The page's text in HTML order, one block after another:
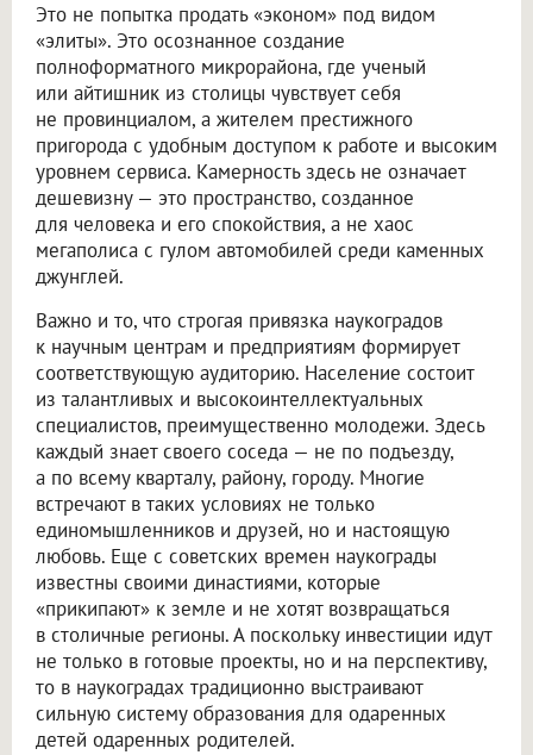
Это не попытка продать «эконом» под видом
«элиты». Это осознанное создание
полноформатного микрорайона, где ученый
или айтишник из столицы чувствует себя
не провинциалом, а жителем престижного
пригорода с удобным доступом к работе и высоким
уровнем сервиса. Камерность здесь не означает
дешевизну — это пространство, созданное
для человека и его спокойствия, а не хаос
мегаполиса с гулом автомобилей среди каменных
джунглей.
Важно и то, что строгая привязка наукоградов
к научным центрам и предприятиям формирует
соответствующую аудиторию. Население состоит
из талантливых и высокоинтеллектуальных
специалистов, преимущественно молодежи. Здесь
каждый знает своего соседа — не по подъезду,
а по всему кварталу, району, городу. Многие
встречают в таких условиях не только
единомышленников и друзей, но и настоящую
любовь. Еще с советских времен наукограды
известны своими династиями, которые
«прикипают» к земле и не хотят возвращаться
в столичные регионы. А поскольку инвестиции идут
не только в готовые проекты, но и на перспективу,
то в наукоградах традиционно выстраивают
сильную систему образования для одаренных
детей одаренных родителей.